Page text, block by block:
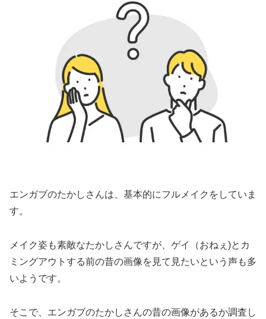
エンガブのたかしさんは、基本的にフルメイクをしていま
す。
メイク姿も素敵なたかしさんですが、ゲイ（おねぇ)とカ
ミングアウトする前の昔の画像を見て見たいという声も多
いようです。
そこで、エンガブのたかしさんの昔の画像があるか調査し